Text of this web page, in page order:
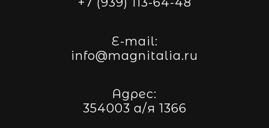
E-mail:
info@magnitalia.ru
Адрес:
354003 а/я 1366